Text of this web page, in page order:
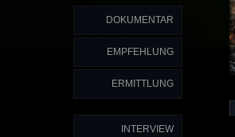
DOKUMENTAR
EMPFEHLUNG
ERMITTLUNG
INTERVIEW